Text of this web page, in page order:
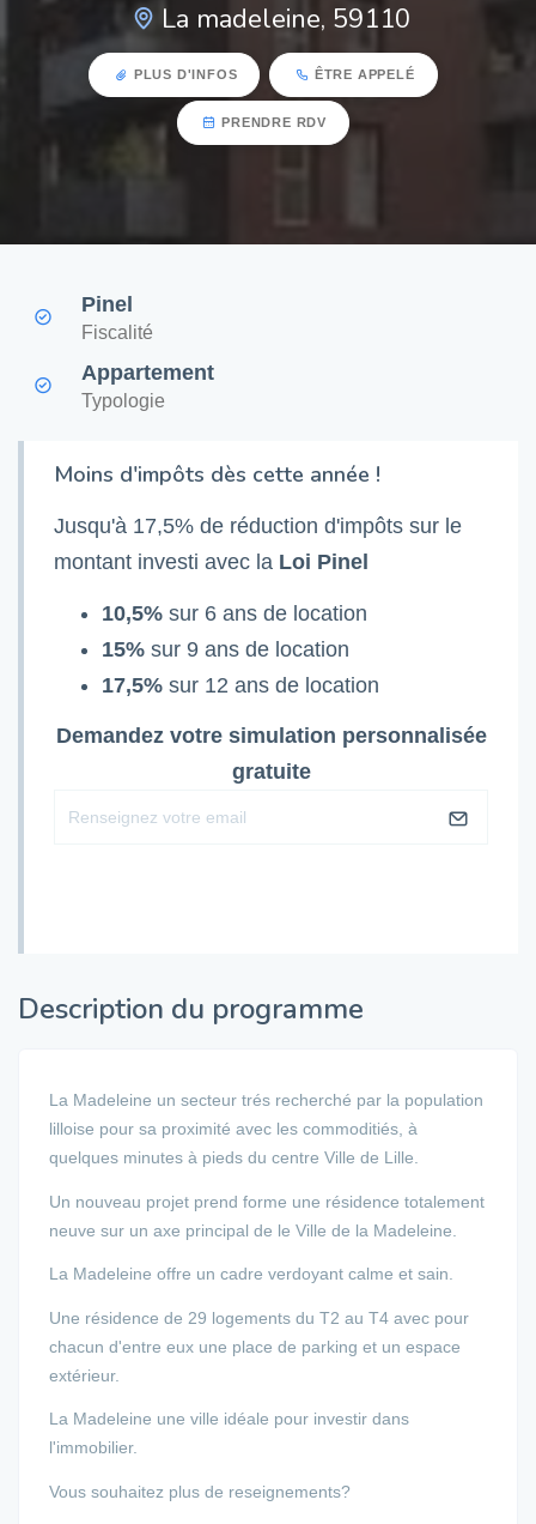
La madeleine, 59110
PLUS D'INFOS ÊTRE APPELÉ
PRENDRE RDV
Pinel
Fiscalité
Appartement
Typologie
Moins d'impôts dès cette année !
Jusqu'à 17,5% de réduction d'impôts sur le
montant investi avec la Loi Pinel
10,5% sur 6 ans de location
15% sur 9 ans de location
17,5% sur 12 ans de location
Demandez votre simulation personnalisée
gratuite
Description du programme
La Madeleine un secteur trés recherché par la population
lilloise pour sa proximité avec les commoditiés, à
quelques minutes à pieds du centre Ville de Lille.
Un nouveau projet prend forme une résidence totalement
neuve sur un axe principal de le Ville de la Madeleine.
La Madeleine offre un cadre verdoyant calme et sain.
Une résidence de 29 logements du T2 au T4 avec pour
chacun d'entre eux une place de parking et un espace
extérieur.
La Madeleine une ville idéale pour investir dans
l'immobilier.
Vous souhaitez plus de reseignements?